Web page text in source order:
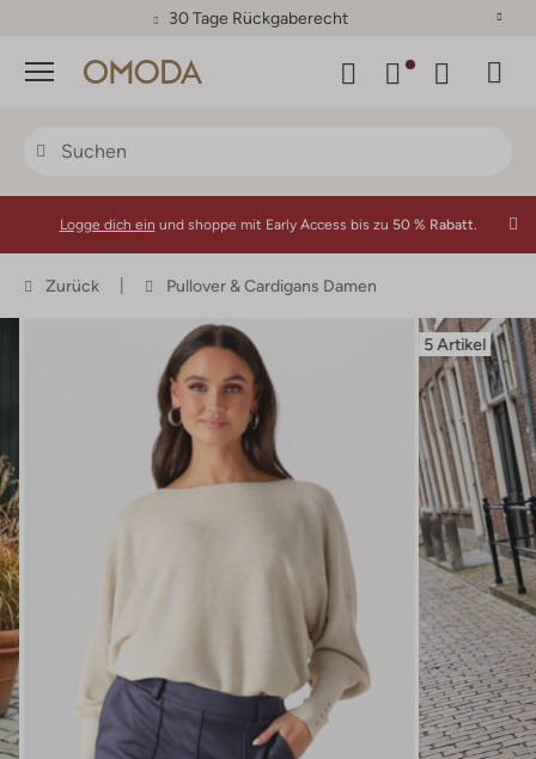
30 Tage Rückgaberecht
Menü
Logge dich ein und shoppe mit Early Access bis zu 50 % Rabatt.
Zurück Pullover & Cardigans Damen
5 Artikel